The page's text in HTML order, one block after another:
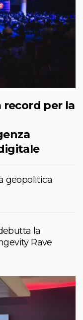
record per la
geopolitica
la
Rave